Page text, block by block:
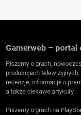
Gamerweb – portal
Piszemy o grach,
produkcjach telewizyjnych.
recenzje, informacje o
a także ciekawe artykuły.
Piszemy o grach na